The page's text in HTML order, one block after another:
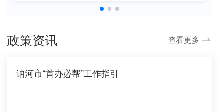
政策资讯 查看更多
讷河市“首办必帮”工作指引